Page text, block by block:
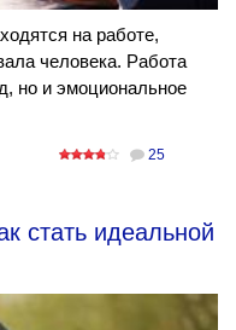
на работе,
человека. Работа
но и эмоциональное
25
стать идеальной